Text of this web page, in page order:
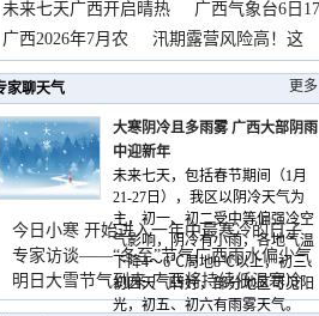
布
未来七天广西开启晴热
广西气象台6日17
时
广西2026年7月农
汛期露营风险高！这
份
家聊天气 更多
大寒阴冷且多雨雾 广西大部阴雨
中迎新年
未来七天，包括春节期间（1月
21-27日），我区以阴冷天气为
主，初一、初二受中等偏强冷空
气影响，阴冷有小雨，各地气温
下降4～6℃局地8℃以上，初三、
初四天气转好，部分地区可见阳
光，初五、初六有雨雾天气。
今日小寒 开始进入一年中最寒冷的日子
专家访谈——“冬至”节气广西雨水偏少气
温低
明日大雪节气到来 广西将持续低温寒冷
天气